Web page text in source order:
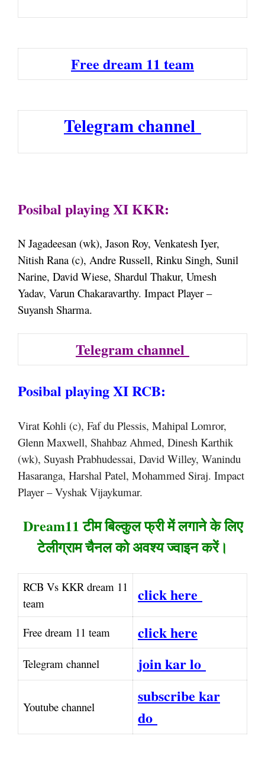
Free dream 11 team
Telegram channel
Posibal playing XI KKR:
N Jagadeesan (wk), Jason Roy, Venkatesh Iyer,
Nitish Rana (c), Andre Russell, Rinku Singh, Sunil
Narine, David Wiese, Shardul Thakur, Umesh
Yadav, Varun Chakaravarthy. Impact Player –
Suyansh Sharma.
Telegram channel
Posibal playing XI RCB:
Virat Kohli (c), Faf du Plessis, Mahipal Lomror,
Glenn Maxwell, Shahbaz Ahmed, Dinesh Karthik
(wk), Suyash Prabhudessai, David Willey, Wanindu
Hasaranga, Harshal Patel, Mohammed Siraj. Impact
Player – Vyshak Vijaykumar.
Dream11 टीम बिल्कुल फ्री में लगाने के लिए
टेलीग्राम चैनल को अवश्य ज्वाइन करें।
RCB Vs KKR dream 11
team
click here
Free dream 11 team click here
Telegram channel join kar lo
Youtube channel
subscribe kar
do